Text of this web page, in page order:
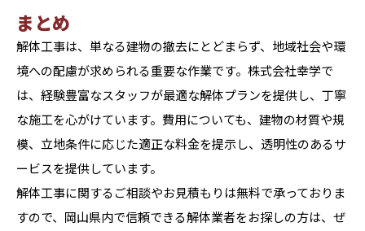
まとめ
解体工事は、単なる建物の撤去にとどまらず、地域社会や環
境への配慮が求められる重要な作業です。株式会社幸学で
は、経験豊富なスタッフが最適な解体プランを提供し、丁寧
な施工を心がけています。費用についても、建物の材質や規
模、立地条件に応じた適正な料金を提示し、透明性のあるサ
ービスを提供しています。
解体工事に関するご相談やお見積もりは無料で承っておりま
すので、岡山県内で信頼できる解体業者をお探しの方は、ぜ